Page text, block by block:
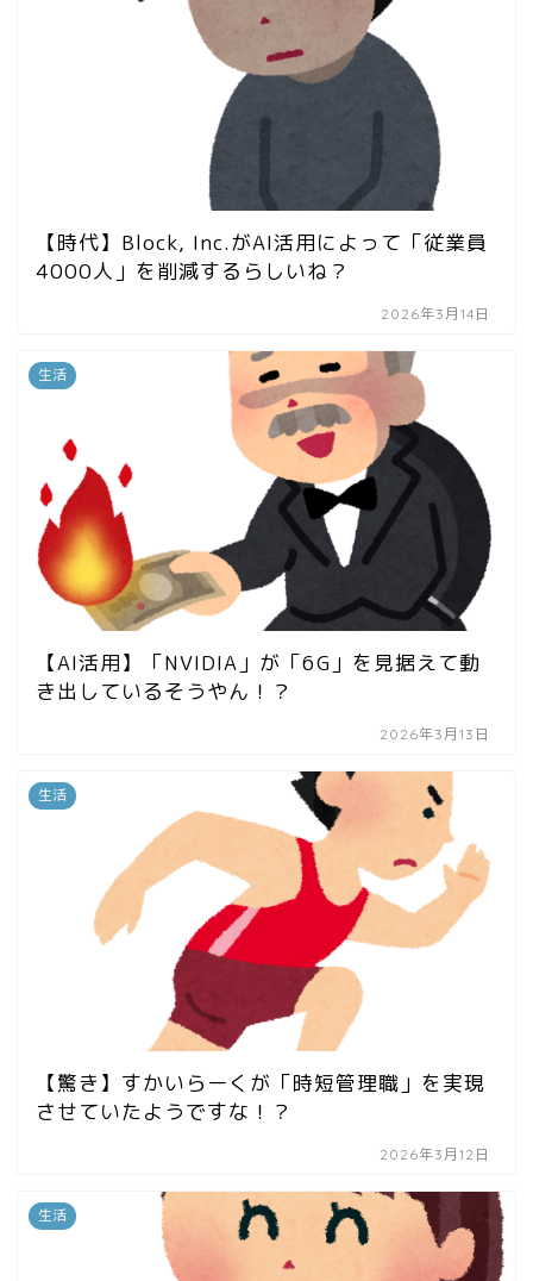
【時代】Block, Inc.がAI活用によって「従業員
4000人」を削減するらしいね？
2026年3月14日
生活
【AI活用】「NVIDIA」が「6G」を見据えて動
き出しているそうやん！？
2026年3月13日
生活
【驚き】すかいらーくが「時短管理職」を実現
させていたようですな！？
2026年3月12日
生活